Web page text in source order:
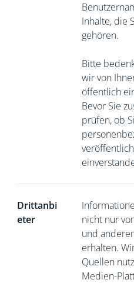
Inhalte, die
gehören.
Bitte
wir von
öffentlich
Bevor Sie
prüfen, ob
Drittanbi
eter
nicht nur
und
erhalten.
Quellen
Medien-